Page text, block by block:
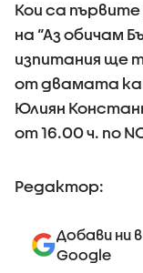
Кои са
на “Аз обичам
изпитания ще
от двамата
Юлиян
от 16.00 ч. по
Редактор:
Добави ни
Google